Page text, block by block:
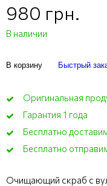
980 грн.
В наличии
В корзину Быстрый
Оригинальная
Гарантия 1 года
Бесплатно
Бесплатно
Очищающий скраб с